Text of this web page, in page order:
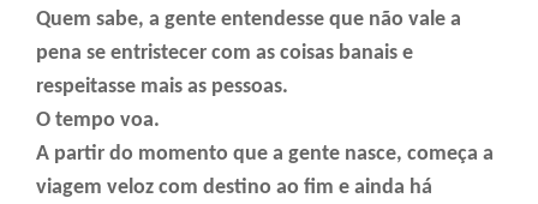
Quem sabe, a gente entendesse que não vale a
pena se entristecer com as coisas banais e
respeitasse mais as pessoas.⠀
O tempo voa.
A partir do momento que a gente nasce, começa a
viagem veloz com destino ao fim e ainda há